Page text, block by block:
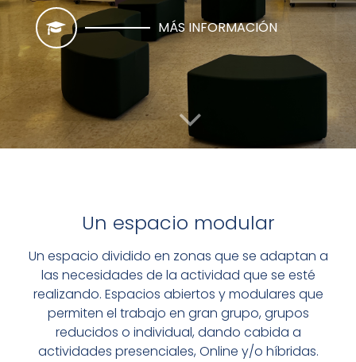
MÁS INFORMACIÓN
EL PUNTO DE ENCUENTRO
DE LA COMUNIDAD EDUCATIVA
MÁS INFORMACIÓN
Un espacio modular
Un espacio dividido en zonas que se adaptan a
las necesidades de la actividad que se esté
realizando. Espacios abiertos y modulares que
permiten el trabajo en gran grupo, grupos
reducidos o individual, dando cabida a
actividades presenciales, Online y/o híbridas.